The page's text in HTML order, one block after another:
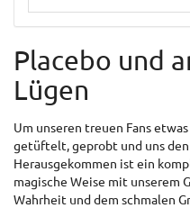
Keine Veranstaltungen
Placebo und
Lügen
Um unseren treuen Fans
getüftelt, geprobt und uns
Herausgekommen ist ein
magische Weise mit unserem
Wahrheit und dem schmalen